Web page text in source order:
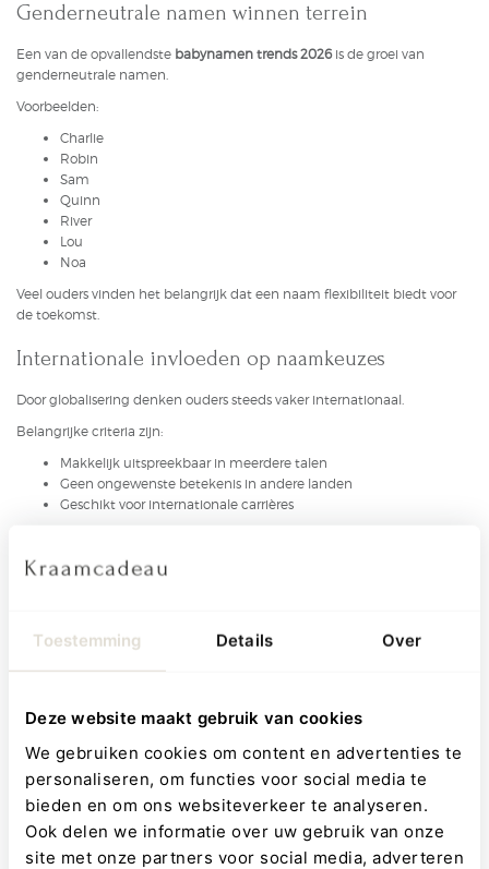
Toestemming Details Over
Deze website maakt gebruik van cookies
We gebruiken cookies om content en advertenties te
personaliseren, om functies voor social media te
bieden en om ons websiteverkeer te analyseren.
Ook delen we informatie over uw gebruik van onze
site met onze partners voor social media, adverteren
Genderneutrale namen winnen terrein
Een van de opvallendste babynamen trends 2026is de groei van
genderneutrale namen.
Voorbeelden:
Charlie
Robin
Sam
Quinn
River
Lou
Noa
Veel ouders vinden het belangrijk dat een naam flexibiliteit biedt voor
de toekomst.
Internationale invloeden op naamkeuzes
Door globalisering denken ouders steeds vaker internationaal.
Belangrijke criteria zijn:
Makkelijk uitspreekbaar in meerdere talen
Geen ongewenste betekenis in andere landen
Geschikt voor internationale carrières
De invloed van Sociale Media en popcultuur
Inspiratie komt onder andere van:
Netflix-series
Films
Muzikanten
Sporters
Wanneer een bekende persoonlijkheid een opvallende naam kiest voor
een kind, zien we vaak een stijging in populariteit.